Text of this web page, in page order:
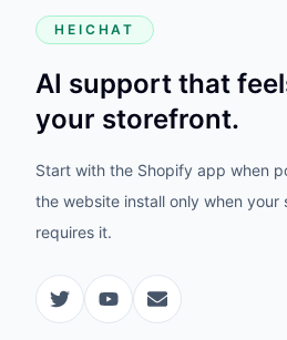
HEICHAT
AI support that
your storefront.
Start with the Shopify app when
the website install only when your
requires it.